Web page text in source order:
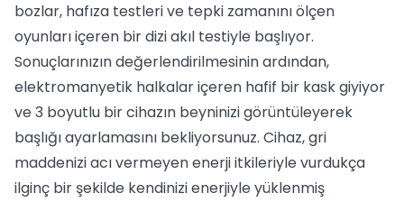
bozlar, hafıza testleri ve tepki zamanını ölçen
oyunları içeren bir dizi akıl testiyle başlıyor.
Sonuçlarınızın değerlendirilmesinin ardından,
elektromanyetik halkalar içeren hafif bir kask giyiyor
ve 3 boyutlu bir cihazın beyninizi görüntüleyerek
başlığı ayarlamasını bekliyorsunuz. Cihaz, gri
maddenizi acı vermeyen enerji itkileriyle vurdukça
ilginç bir şekilde kendinizi enerjiyle yüklenmiş